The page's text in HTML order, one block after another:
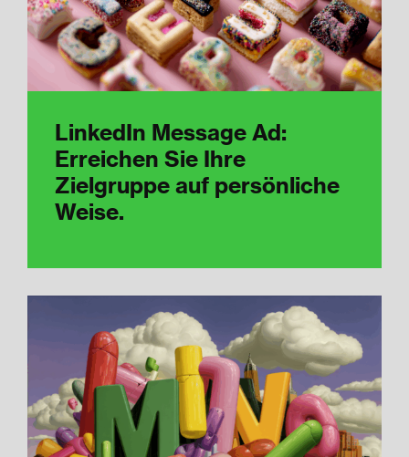
LinkedIn Message Ad:
Erreichen Sie Ihre
Zielgruppe auf persönliche
Weise.